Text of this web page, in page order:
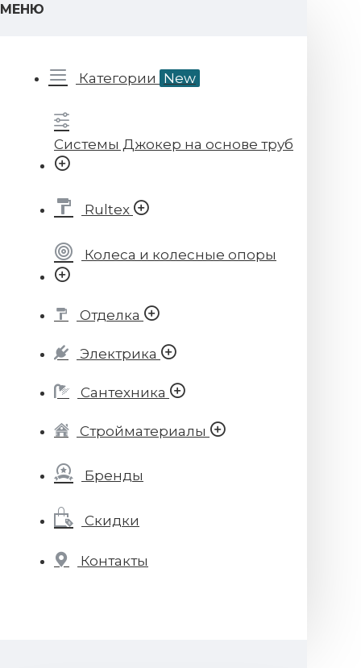
МЕНЮ
Категории New
Системы Джокер на основе труб
Rultex
Колеса и колесные опоры
Отделка
Электрика
Сантехника
Стройматериалы
Бренды
Скидки
Контакты